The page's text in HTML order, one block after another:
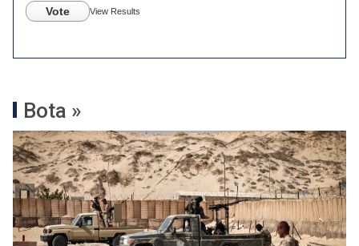
Vote View Results
Bota »